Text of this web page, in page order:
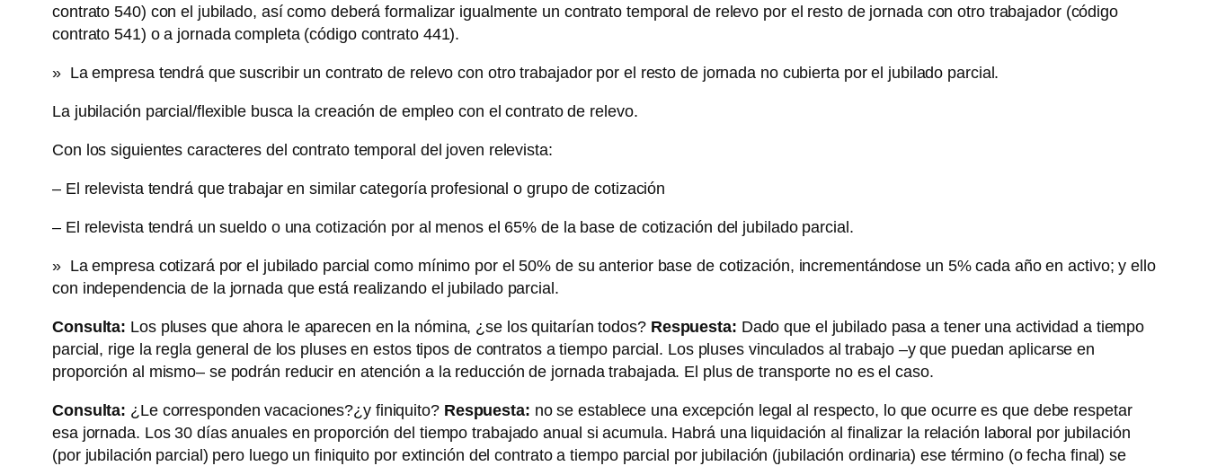
contrato 540) con el jubilado, así como deberá formalizar igualmente un contrato temporal de relevo por el resto de jornada con otro trabajador (código
contrato 541) o a jornada completa (código contrato 441).
» La empresa tendrá que suscribir un contrato de relevo con otro trabajador por el resto de jornada no cubierta por el jubilado parcial.
La jubilación parcial/flexible busca la creación de empleo con el contrato de relevo.
Con los siguientes caracteres del contrato temporal del joven relevista:
– El relevista tendrá que trabajar en similar categoría profesional o grupo de cotización
– El relevista tendrá un sueldo o una cotización por al menos el 65% de la base de cotización del jubilado parcial.
» La empresa cotizará por el jubilado parcial como mínimo por el 50% de su anterior base de cotización, incrementándose un 5% cada año en activo; y ello
con independencia de la jornada que está realizando el jubilado parcial.
Consulta: Los pluses que ahora le aparecen en la nómina, ¿se los quitarían todos? Respuesta: Dado que el jubilado pasa a tener una actividad a tiempo
parcial, rige la regla general de los pluses en estos tipos de contratos a tiempo parcial. Los pluses vinculados al trabajo –y que puedan aplicarse en
proporción al mismo– se podrán reducir en atención a la reducción de jornada trabajada. El plus de transporte no es el caso.
Consulta: ¿Le corresponden vacaciones?¿y finiquito? Respuesta: no se establece una excepción legal al respecto, lo que ocurre es que debe respetar
esa jornada. Los 30 días anuales en proporción del tiempo trabajado anual si acumula. Habrá una liquidación al finalizar la relación laboral por jubilación
(por jubilación parcial) pero luego un finiquito por extinción del contrato a tiempo parcial por jubilación (jubilación ordinaria) ese término (o fecha final) se